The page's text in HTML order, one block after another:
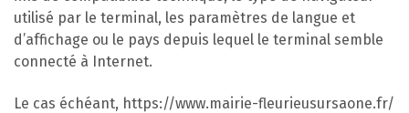
utilisé par le terminal, les paramètres de langue et
d’affichage ou le pays depuis lequel le terminal semble
connecté à Internet.
Le cas échéant, https://www.mairie-fleurieusursaone.fr/